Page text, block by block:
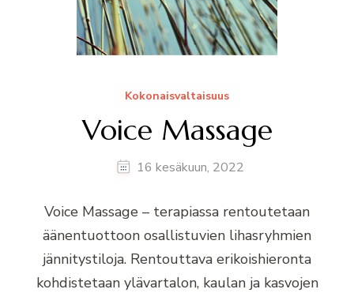
Kokonaisvaltaisuus
Voice Massage
16 kesäkuun, 2022
Voice Massage – terapiassa rentoutetaan
äänentuottoon osallistuvien lihasryhmien
jännitystiloja. Rentouttava erikoishieronta
kohdistetaan ylävartalon, kaulan ja kasvojen